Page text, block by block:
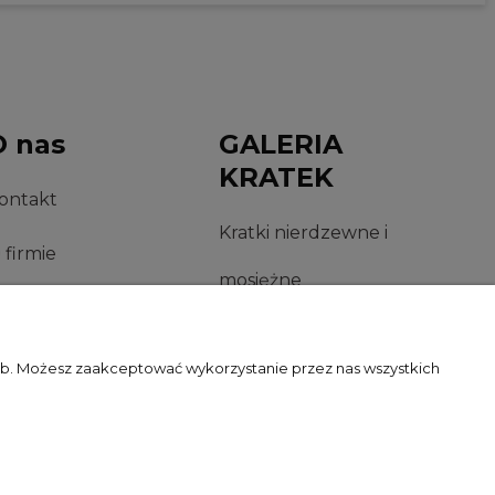
nas
firmie
GALERIA
KRATEK
Kratki nierdzewne i
mosiężne
29, 00-716 Warszawa | NIP: 1250599895 | REGON: 012437058 |
Możesz zaakceptować wykorzystanie przez nas wszystkich